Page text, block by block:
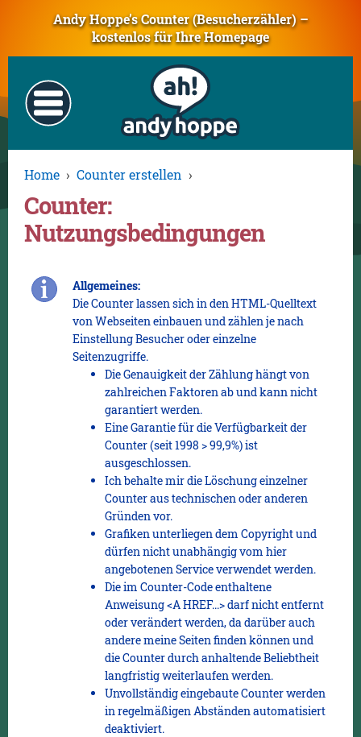
Andy Hoppe’s Counter (Besucherzähler) –
kostenlos für Ihre Homepage
Home › Counter erstellen ›
Counter:
Nutzungsbedingungen
Allgemeines:
Die Counter lassen sich in den HTML-Quelltext
von Webseiten einbauen und zählen je nach
Einstellung Besucher oder einzelne
Seitenzugriffe.
Die Genauigkeit der Zählung hängt von
zahlreichen Faktoren ab und kann nicht
garantiert werden.
Eine Garantie für die Verfügbarkeit der
Counter (seit 1998 > 99,9%) ist
ausgeschlossen.
Ich behalte mir die Löschung einzelner
Counter aus technischen oder anderen
Gründen vor.
Grafiken unterliegen dem Copyright und
dürfen nicht unabhängig vom hier
angebotenen Service verwendet werden.
Die im Counter-Code enthaltene
Anweisung <A HREF...> darf nicht entfernt
oder verändert werden, da darüber auch
andere meine Seiten finden können und
die Counter durch anhaltende Beliebtheit
langfristig weiterlaufen werden.
Unvollständig eingebaute Counter werden
in regelmäßigen Abständen automatisiert
deaktiviert.